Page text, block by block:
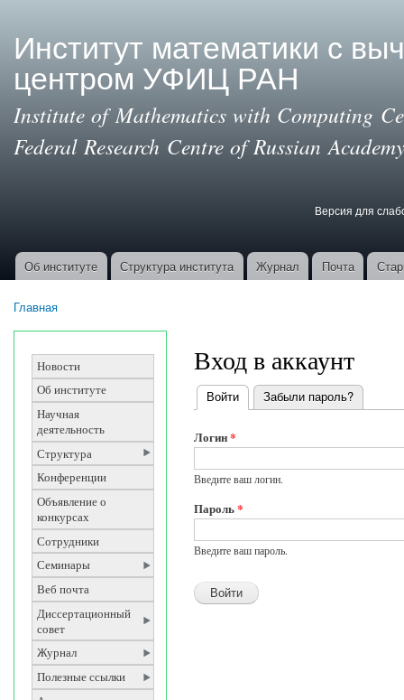
Институт математики с
центром УФИЦ РАН
Institute of Mathematics with Computing
Federal Research Centre of Russian
Версия для
Основные ссылки
Об институте Структура института Журнал Почта
Главная
Новости
Об институте
Научная
деятельность
Структура
Конференции
Объявление о
конкурсах
Сотрудники
Семинары
Веб почта
Диссертационный
совет
Журнал
Полезные ссылки
Вход в аккаунт
Главные вкладки
Войти (активная вкладка)
Забыли пароль?
Логин*
Введите ваш логин.
Пароль*
Введите ваш пароль.